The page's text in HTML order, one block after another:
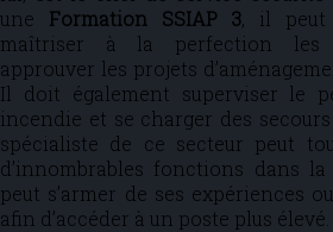
une Formation SSIAP 3, il peut
maîtriser à la perfection les
approuver les projets
Il doit également superviser le
incendie et se charger des
spécialiste de ce secteur peut
d’innombrables fonctions dans la
peut s’armer de ses expériences
afin d’accéder à un poste plus élevé.